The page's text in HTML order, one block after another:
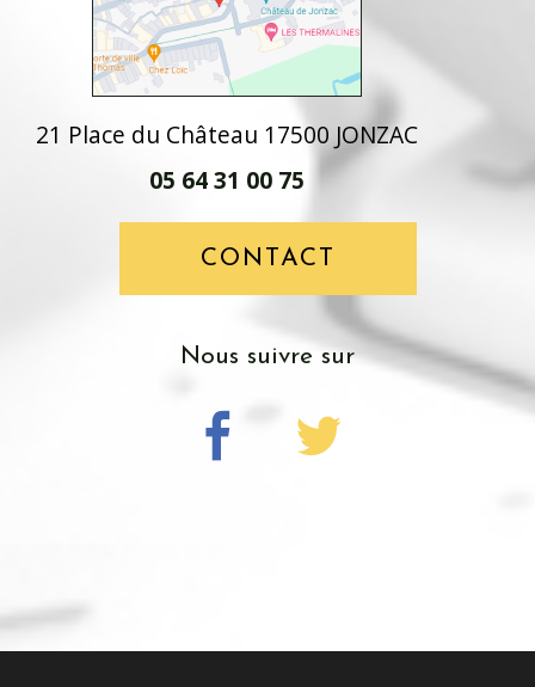
21 Place du Château 17500 JONZAC
05 64 31 00 75
CONTACT
Nous suivre sur